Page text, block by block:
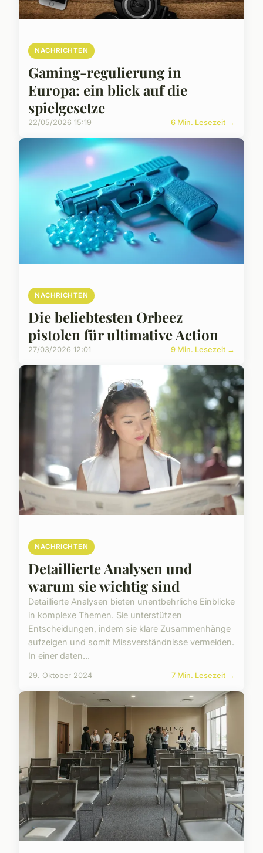
NACHRICHTEN
Gaming-regulierung in
Europa: ein blick auf die
spielgesetze
22/05/2026 15:19 6 Min. Lesezeit →
NACHRICHTEN
Die beliebtesten Orbeez
pistolen für ultimative Action
27/03/2026 12:01 9 Min. Lesezeit →
NACHRICHTEN
Detaillierte Analysen und
warum sie wichtig sind
Detaillierte Analysen bieten unentbehrliche Einblicke
in komplexe Themen. Sie unterstützen
Entscheidungen, indem sie klare Zusammenhänge
aufzeigen und somit Missverständnisse vermeiden.
In einer daten...
29. Oktober 2024 7 Min. Lesezeit →